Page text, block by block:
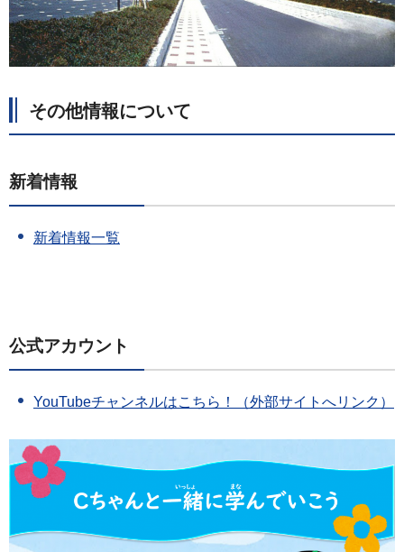
その他情報について
新着情報
新着情報一覧
公式アカウント
YouTubeチャンネルはこちら！（外部サイトへリンク）